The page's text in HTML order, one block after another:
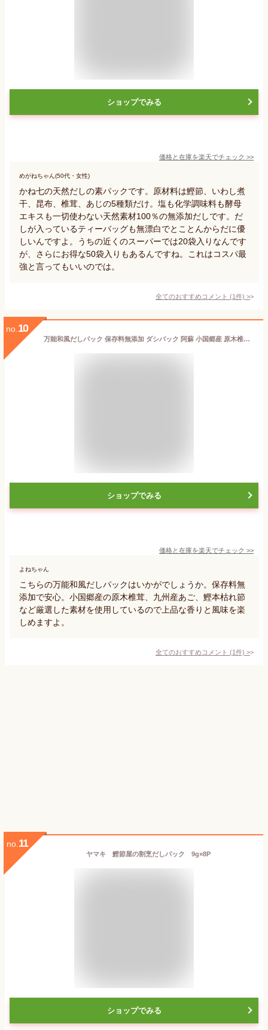
ショップでみる
価格と在庫を楽天でチェック >>
めがねちゃん(50代・女性)
かね七の天然だしの素パックです。原材料は鰹節、いわし煮
干、昆布、椎茸、あじの5種類だけ。塩も化学調味料も酵母
エキスも一切使わない天然素材100％の無添加だしです。だ
しが入っているティーバッグも無漂白でとことんからだに優
しいんですよ。うちの近くのスーパーでは20袋入りなんです
が、さらにお得な50袋入りもあるんですね。これはコスパ最
強と言ってもいいのでは。
全てのおすすめコメント (1件) >
no. 10
万能和風だしパック 保存料無添加 ダシパック 阿蘇 小国郷産 原木椎茸 九州産あご 鰹本枯れ節 など 国産 厳選素材を使用 きよらのおだし だしパック 無添加 お手軽 8g×50P 合わせだし 出汁パック 万能だし 和風だし ダシパック メール便
ショップでみる
価格と在庫を楽天でチェック >>
よねちゃん
こちらの万能和風だしパックはいかがでしょうか。保存料無
添加で安心。小国郷産の原木椎茸、九州産あご、鰹本枯れ節
など厳選した素材を使用しているので上品な香りと風味を楽
しめますよ。
全てのおすすめコメント (1件) >
no. 11
ヤマキ 鰹節屋の割烹だしパック 9g×8P
ショップでみる